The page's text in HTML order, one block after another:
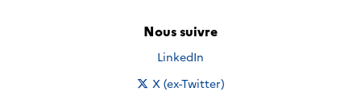
Nous suivre
Nous suivre sur
LinkedIn
Nous suivre sur
X (ex-Twitter)